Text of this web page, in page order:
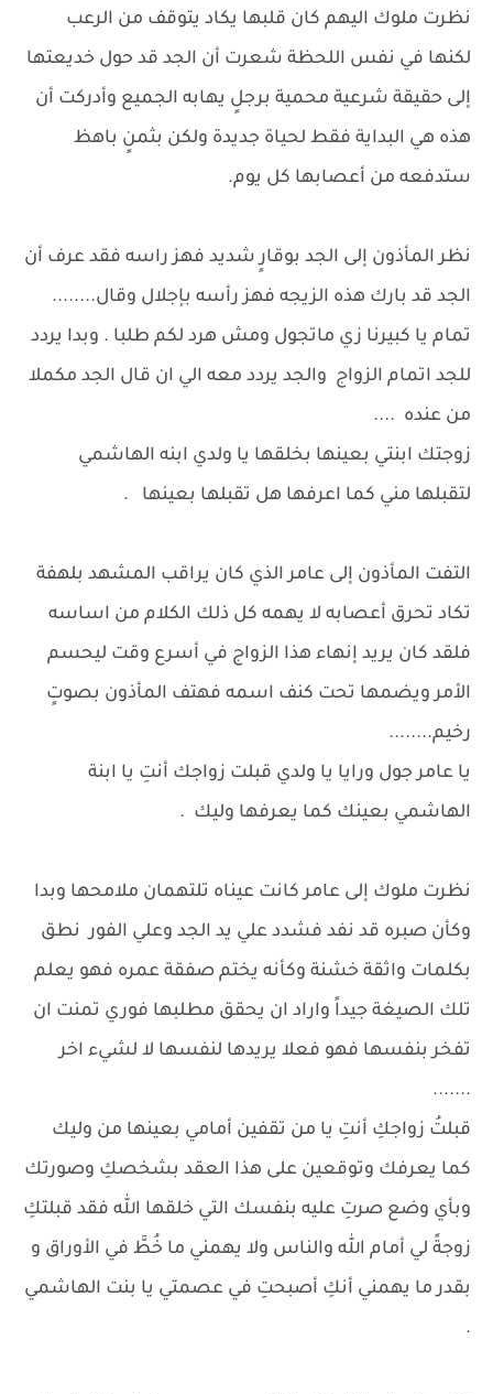
نظرت ملوك اليهم كان قلبها يكاد يتوقف من الرعب
لكنها في نفس اللحظة شعرت أن الجد قد حول خديعتها
إلى حقيقة شرعية محمية برجلٍ يهابه الجميع وأدركت أن
هذه هي البداية فقط لحياة جديدة ولكن بثمنٍ باهظ
ستدفعه من أعصابها كل يوم.
نظر المأذون إلى الجد بوقارٍ شديد فهز راسه فقد عرف أن
الجد قد بارك هذه الزيجه فهز رأسه بإجلال وقال........
تمام يا كبيرنا زي ماتجول ومش هرد لكم طلبا . وبدا يردد
للجد اتمام الزواج والجد يردد معه الي ان قال الجد مكملا
من عنده ....
زوجتك ابنتي بعينها بخلقها يا ولدي ابنه الهاشمي
لتقبلها مني كما اعرفها هل تقبلها بعينها .
التفت المأذون إلى عامر الذي كان يراقب المشهد بلهفة
تكاد تحرق أعصابه لا يهمه كل ذلك الكلام من اساسه
فلقد كان يريد إنهاء هذا الزواج في أسرع وقت ليحسم
الأمر ويضمها تحت كنف اسمه فهتف المأذون بصوتٍ
رخيم........
يا عامر جول ورايا يا ولدي قبلت زواجك أنتِ يا ابنة
الهاشمي بعينك كما يعرفها وليك .
نظرت ملوك إلى عامر كانت عيناه تلتهمان ملامحها وبدا
وكأن صبره قد نفد فشدد علي يد الجد وعلي الفور نطق
بكلمات واثقة خشنة وكأنه يختم صفقة عمره فهو يعلم
تلك الصيغة جيداً واراد ان يحقق مطلبها فوري تمنت ان
تفخر بنفسها فهو فعلا يريدها لنفسها لا لشيء اخر
.......
قبلتُ زواجكِ أنتِ يا من تقفين أمامي بعينها من وليك
كما يعرفك وتوقعين على هذا العقد بشخصكِ وصورتك
وبأي وضع صرتِ عليه بنفسك التي خلقها الله فقد قبلتكِ
زوجةً لي أمام الله والناس ولا يهمني ما خُطَّ في الأوراق و
بقدر ما يهمني أنكِ أصبحتِ في عصمتي يا بنت الهاشمي
.